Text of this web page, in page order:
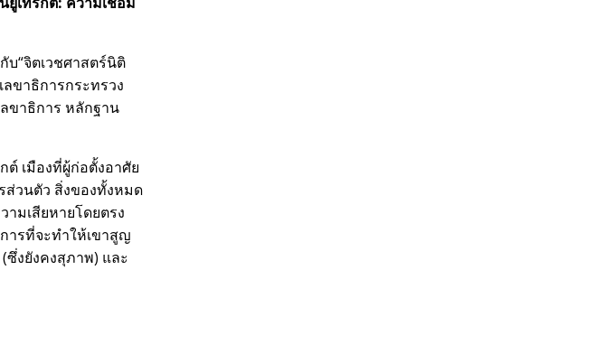
บ จิตเวชศาสตร์นิติ
ลขาธิการกระทรวง
ขาธิการ หลักฐาน
เมืองที่ผู้ก่อตั้งอาศัย
ส่วนตัว สิ่งของทั้งหมด
มเสียหายโดยตรง
ารที่จะทำให้เขาสูญ
(ซึ่งยังคงสุภาพ) และ